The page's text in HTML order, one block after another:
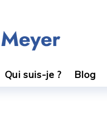
Qui suis-je ? Blog